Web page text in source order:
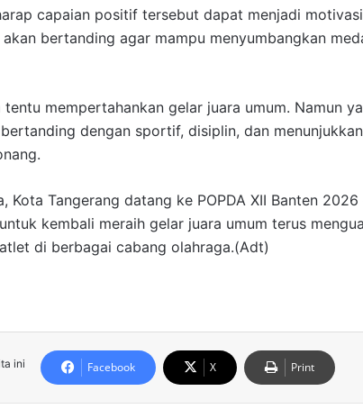
capaian positif tersebut dapat menjadi
bertanding agar mampu menyumbangkan
tentu mempertahankan gelar juara umum. Namun
dengan sportif, disiplin, dan
Kota Tangerang datang ke POPDA XII Banten
kembali meraih gelar juara umum terus
di berbagai cabang olahraga.(Adt)
ini Facebook X Print